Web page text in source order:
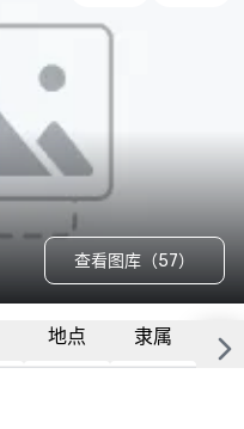
查看图库（57）
地点 隶属 更